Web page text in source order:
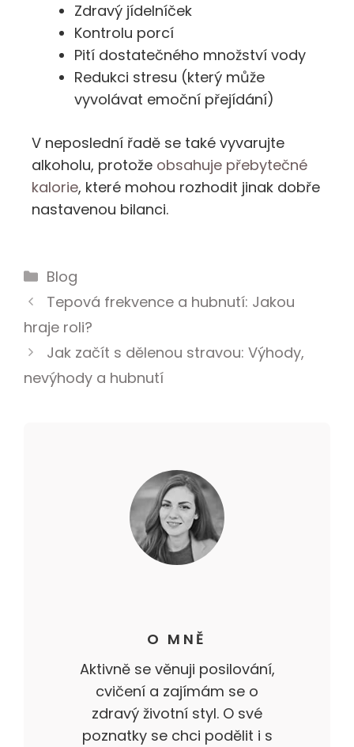
Zdravý jídelníček
Kontrolu porcí
Pití dostatečného množství vody
Redukci stresu (který může
vyvolávat emoční přejídání)
V neposlední řadě se také vyvarujte
alkoholu, protože obsahuje přebytečné
kalorie, které mohou rozhodit jinak dobře
nastavenou bilanci.
Blog
Tepová frekvence a hubnutí: Jakou
hraje roli?
Jak začít s dělenou stravou: Výhody,
nevýhody a hubnutí
O MNĚ
Aktivně se věnuji posilování,
cvičení a zajímám se o
zdravý životní styl. O své
poznatky se chci podělit i s